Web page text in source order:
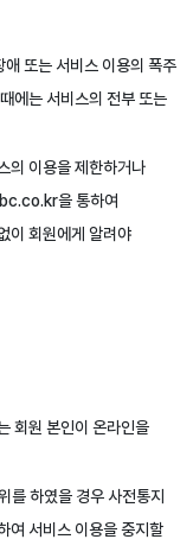
또는 서비스 이용의 폭주
에는 서비스의 전부 또는
의 이용을 제한하거나
을 통하여
이 회원에게 알려야
회원 본인이 온라인을
를 하였을 경우 사전통지
여 서비스 이용을 중지할